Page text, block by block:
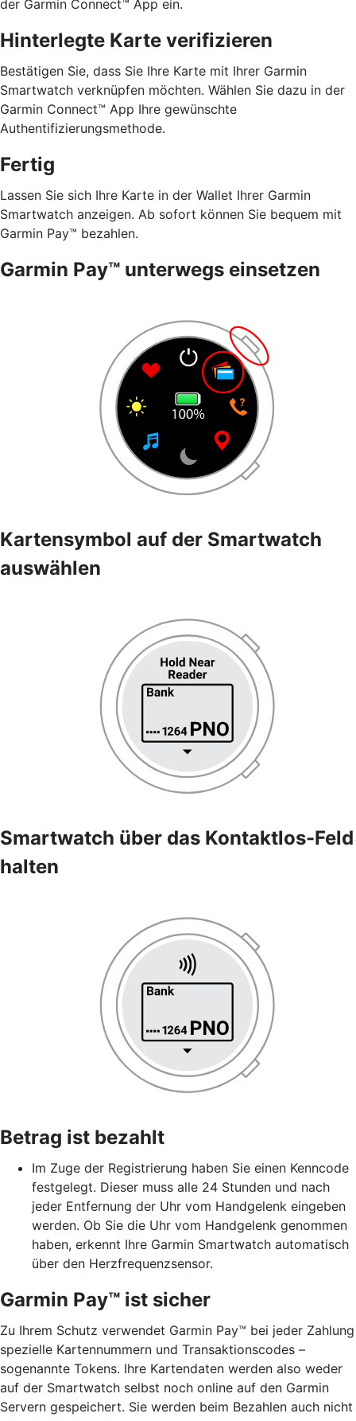
der Garmin Connect™ App ein.
Hinterlegte Karte verifizieren
Bestätigen Sie, dass Sie Ihre Karte mit Ihrer Garmin
Smartwatch verknüpfen möchten. Wählen Sie dazu in der
Garmin Connect™ App Ihre gewünschte
Authentifizierungsmethode.
Fertig
Lassen Sie sich Ihre Karte in der Wallet Ihrer Garmin
Smartwatch anzeigen. Ab sofort können Sie bequem mit
Garmin Pay™ bezahlen.
Garmin Pay™ unterwegs einsetzen
Kartensymbol auf der Smartwatch
auswählen
Smartwatch über das Kontaktlos-Feld
halten
Betrag ist bezahlt
Im Zuge der Registrierung haben Sie einen Kenncode
festgelegt. Dieser muss alle 24 Stunden und nach
jeder Entfernung der Uhr vom Handgelenk eingeben
werden. Ob Sie die Uhr vom Handgelenk genommen
haben, erkennt Ihre Garmin Smartwatch automatisch
über den Herzfrequenzsensor.
Garmin Pay™ ist sicher
Zu Ihrem Schutz verwendet Garmin Pay™ bei jeder Zahlung
spezielle Kartennummern und Transaktionscodes –
sogenannte Tokens. Ihre Kartendaten werden also weder
auf der Smartwatch selbst noch online auf den Garmin
Servern gespeichert. Sie werden beim Bezahlen auch nicht